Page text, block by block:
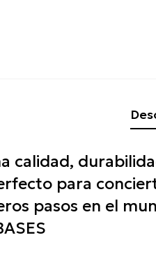
calidad,
para
pasos en el